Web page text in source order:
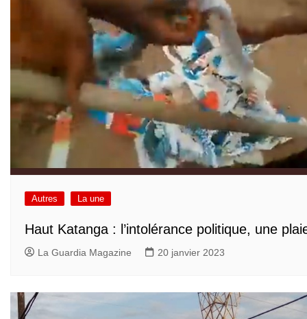
Autres La une
Haut Katanga : l’intolérance politique, une
La Guardia Magazine 20 janvier 2023